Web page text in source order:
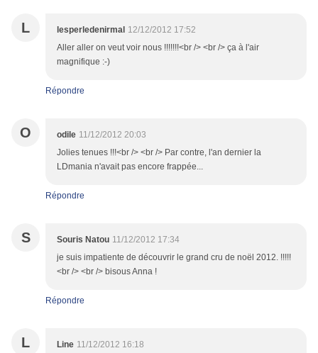
L lesperledenirmal 12/12/2012 17:52
Aller aller on veut voir nous !!!!!!!<br /> <br /> ça à l'air
magnifique :-)
Répondre
O odile 11/12/2012 20:03
Jolies tenues !!!<br /> <br /> Par contre, l'an dernier la
LDmania n'avait pas encore frappée...
Répondre
S Souris Natou 11/12/2012 17:34
je suis impatiente de découvrir le grand cru de noël 2012. !!!!!
<br /> <br /> bisous Anna !
Répondre
L Line 11/12/2012 16:18